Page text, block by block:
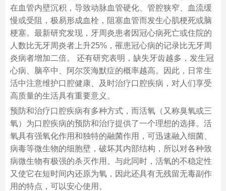
在血管内壁沉积，导致动脉血管硬化、管腔狭窄、血流缓
慢或受阻，极易形成血栓，阻塞血管而发生心肌梗死或脑
梗塞。最新研究发现，牙周炎患者因冠心病死亡或住院的
人数比无牙周炎者上升25%，罹患冠心病的记录比无牙周
炎病者增加二倍。 还有研究表明，缺失牙齿越多，发生冠
心病、脑卒中、阿尔茨海默症的概率越高。因此，日常生
活中注意维护口腔健康、及时治疗口腔疾病，对人们享受
高质量的生活具有重要意义。
预防和治疗口腔疾病有多种方式，而活氧（又称臭氧或三
氧）为口腔疾病的预防和治疗提供了一个理想的选择。活
氧具有强氧化作用和独特的融菌作用，可迅速融入细菌、
病毒等微生物的细胞壁，破坏其内部结构，所以对各种致
病微生物有极强的杀灭作用。与此同时，活氧的不稳定性
又使它在短时间内还原为氧，因此还具有无残留无毒副作
用的特点，可以安心使用。